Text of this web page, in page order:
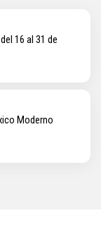
16 al 31 de
Moderno